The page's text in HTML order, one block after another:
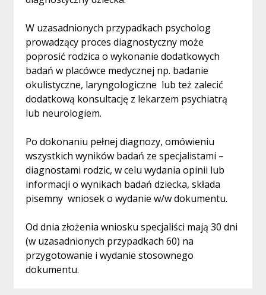
W uzasadnionych przypadkach psycholog
prowadzący proces diagnostyczny może
poprosić rodzica o wykonanie dodatkowych
badań w placówce medycznej np. badanie
okulistyczne, laryngologiczne lub też zalecić
dodatkową konsultację z lekarzem psychiatrą
lub neurologiem.
Po dokonaniu pełnej diagnozy, omówieniu
wszystkich wyników badań ze specjalistami –
diagnostami rodzic, w celu wydania opinii lub
informacji o wynikach badań dziecka, składa
pisemny wniosek o wydanie w/w dokumentu.
Od dnia złożenia wniosku specjaliści mają 30 dni
(w uzasadnionych przypadkach 60) na
przygotowanie i wydanie stosownego
dokumentu.